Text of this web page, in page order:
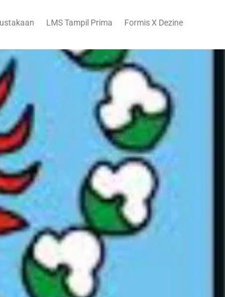
LMS Tampil Prima Formis X Dezine